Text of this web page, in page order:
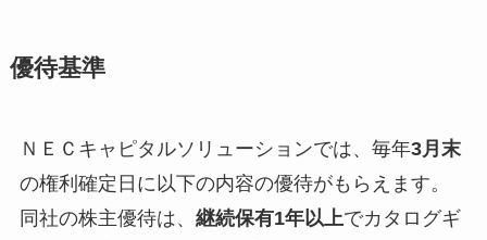
優待基準
ＮＥＣキャピタルソリューションでは、毎年3月末
の権利確定日に以下の内容の優待がもらえます。
同社の株主優待は、 継続保有1年以上でカタログギ